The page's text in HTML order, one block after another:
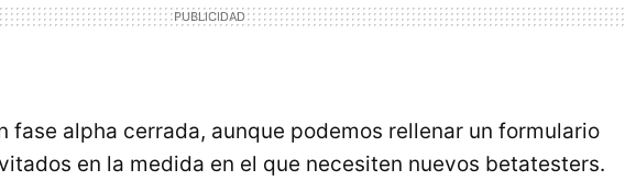
fase alpha cerrada, aunque podemos rellenar un formulario
en la medida en el que necesiten nuevos betatesters.